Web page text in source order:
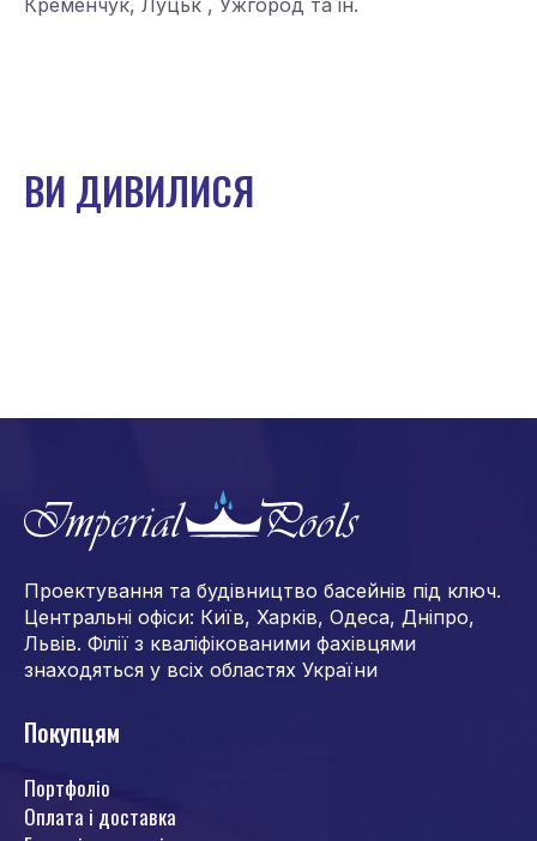
Кременчук, Луцьк , Ужгород та ін.
ВИ ДИВИЛИСЯ
Проектування та будівництво басейнів під ключ.
Центральні офіси: Київ, Харків, Одеса, Дніпро,
Львів. Філії з кваліфікованими фахівцями
знаходяться у всіх областях України
Покупцям
Портфоліо
Оплата і доставка